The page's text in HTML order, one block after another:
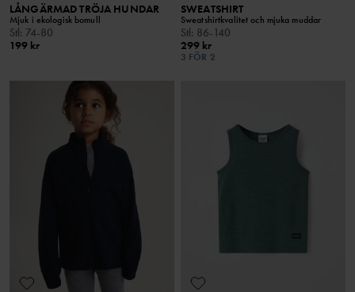
LÅNGÄRMAD TRÖJA HUNDAR
Mjuk i ekologisk bomull
Stl: 74-80
199 kr
SWEATSHIRT
Sweatshirtkvalitet och mjuka muddar
Stl: 86-140
299 kr
3 FÖR 2